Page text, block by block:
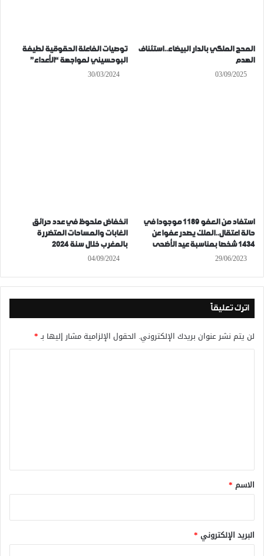
المحج الملكي بالدار البيضاء..استئناف
الهدم
03/09/2025
توصيات الفاعلة الحقوقية لطيفة
البوحسيني لمواجهة “الأعداء”
30/03/2024
استفاد من العفو 1189 موجودا في
حالة اعتقال..الملك يصدر عفوا عن
1434 شخصا بمناسبة عيد الأضحى
29/06/2023
انخفاض ملحوظ في عدد حرائق
الغابات والمساحات المتضررة
بالمغرب خلال سنة 2024
04/09/2024
اترك تعليقاً
لن يتم نشر عنوان بريدك الإلكتروني. الحقول الإلزامية مشار إليها بـ*
*
الاسم *
البريد الإلكتروني *